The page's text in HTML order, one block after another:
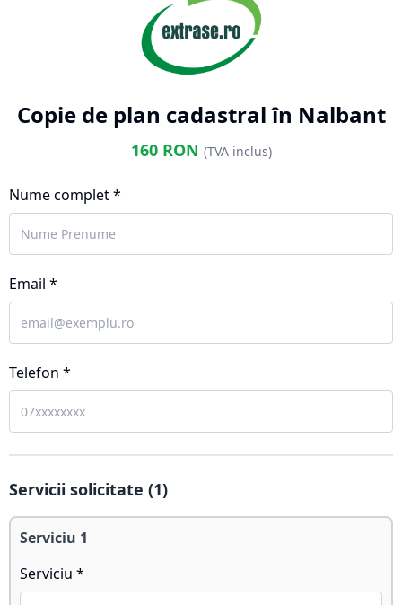
Copie de plan cadastral în Nalbant
160RON (TVA inclus)
Nume complet *
Email *
Telefon *
Servicii solicitate (1)
Serviciu 1
Serviciu *